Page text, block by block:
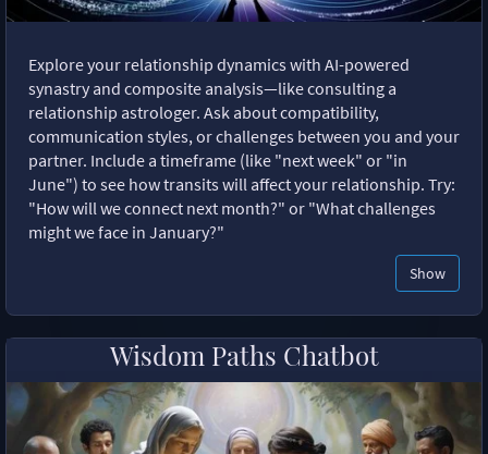
Explore your relationship dynamics with AI-powered
synastry and composite analysis—like consulting a
relationship astrologer. Ask about compatibility,
communication styles, or challenges between you and your
partner. Include a timeframe (like "next week" or "in
June") to see how transits will affect your relationship. Try:
"How will we connect next month?" or "What challenges
might we face in January?"
Show
Wisdom Paths Chatbot